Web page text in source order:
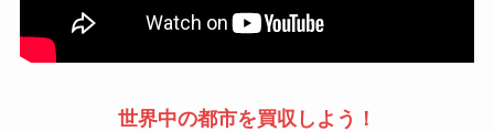
世界中の都市を買収しよう！